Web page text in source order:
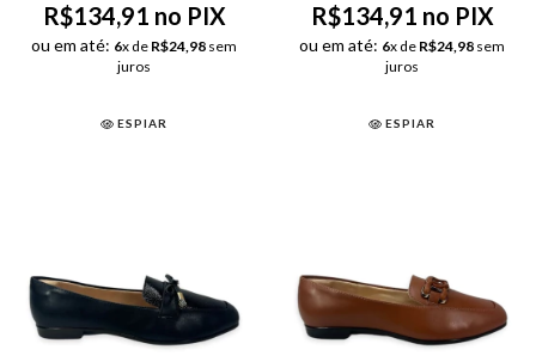
R$134,91 no PIX
ou em até: 6x de R$24,98 sem
juros
ESPIAR
R$134,91 no PIX
ou em até: 6x de R$24,98 sem
juros
ESPIAR